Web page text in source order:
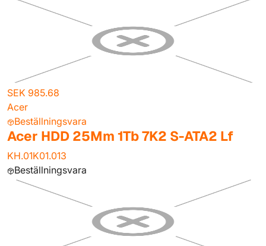
SEK 985.68
Acer
Beställningsvara
Acer HDD 25Mm 1Tb 7K2 S-ATA2 Lf
KH.01K01.013
Beställningsvara